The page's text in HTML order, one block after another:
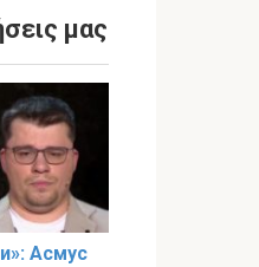
μας
Асмус